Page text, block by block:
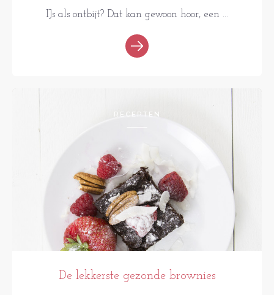
IJs als ontbijt? Dat kan gewoon hoor, een ...
RECEPTEN
De lekkerste gezonde brownies